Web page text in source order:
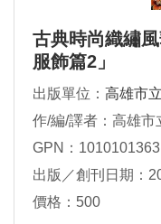
古典時尚織繡
服飾篇2」
出版單位： 高雄市
作/編/譯者：高雄市
GPN：1010101363
出版／創刊日期：
價格：500